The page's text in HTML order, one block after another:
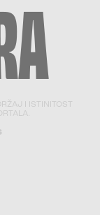
I ISTINITOST